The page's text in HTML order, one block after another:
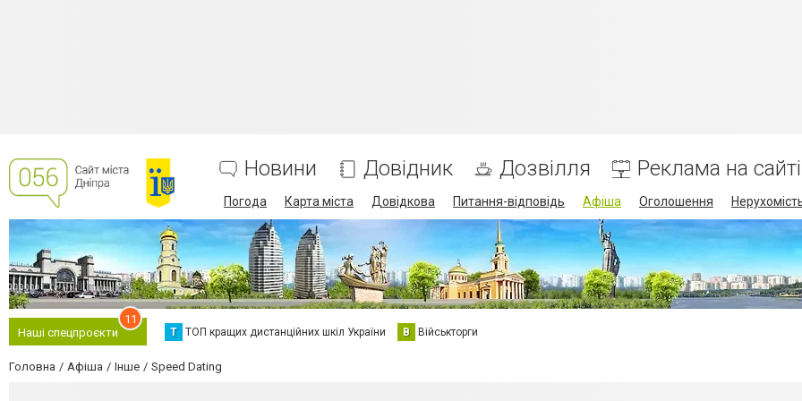
Новини Довідник Дозвілля Реклама на сайті
Погода Карта міста Довідкова Питання-відповідь Афіша Оголошення
Наші спецпроєкти
11
Т ТОП кращих дистанційних шкіл України В Військторги
Головна Афіша Інше Speed Dating